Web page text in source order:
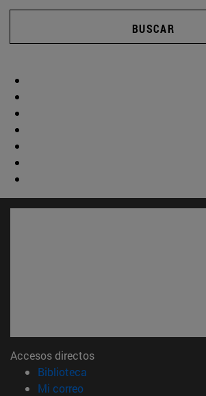
BUSCAR
Accesos directos
Biblioteca
Mi correo(abre en nueva ventana)